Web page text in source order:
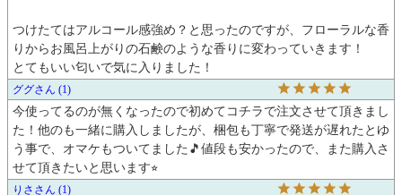
つけたてはアルコール感強め？と思ったのですが、フローラルな香
りからお風呂上がりの石鹸のような香りに変わっていきます！
とてもいい匂いで気に入りました！
ググ 1
今使ってるのが無くなったので初めてコチラで注文させて頂きまし
た！他のも一緒に購入しましたが、梱包も丁寧で発送が遅れたとゆ
う事で、オマケもついてました🎵値段も安かったので、また購入さ
せて頂きたいと思います⭐︎
りさ 1